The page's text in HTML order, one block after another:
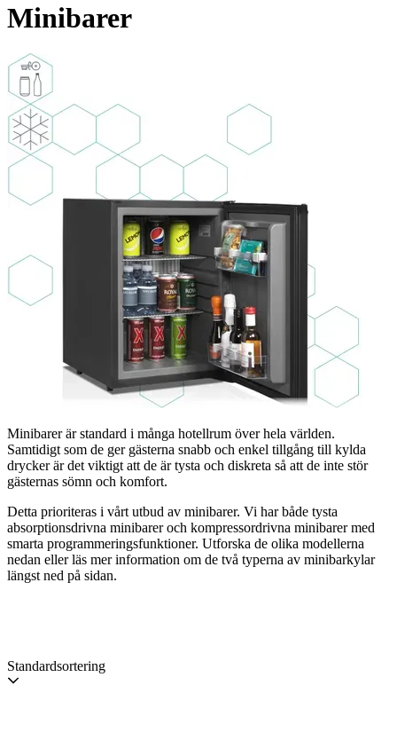
Minibarer
Minibarer är standard i många hotellrum över hela världen.
Samtidigt som de ger gästerna snabb och enkel tillgång till kylda
drycker är det viktigt att de är tysta och diskreta så att de inte stör
gästernas sömn och komfort.
Detta prioriteras i vårt utbud av minibarer. Vi har både tysta
absorptionsdrivna minibarer och kompressordrivna minibarer med
smarta programmeringsfunktioner. Utforska de olika modellerna
nedan eller läs mer information om de två typerna av minibarkylar
längst ned på sidan.
Standardsortering